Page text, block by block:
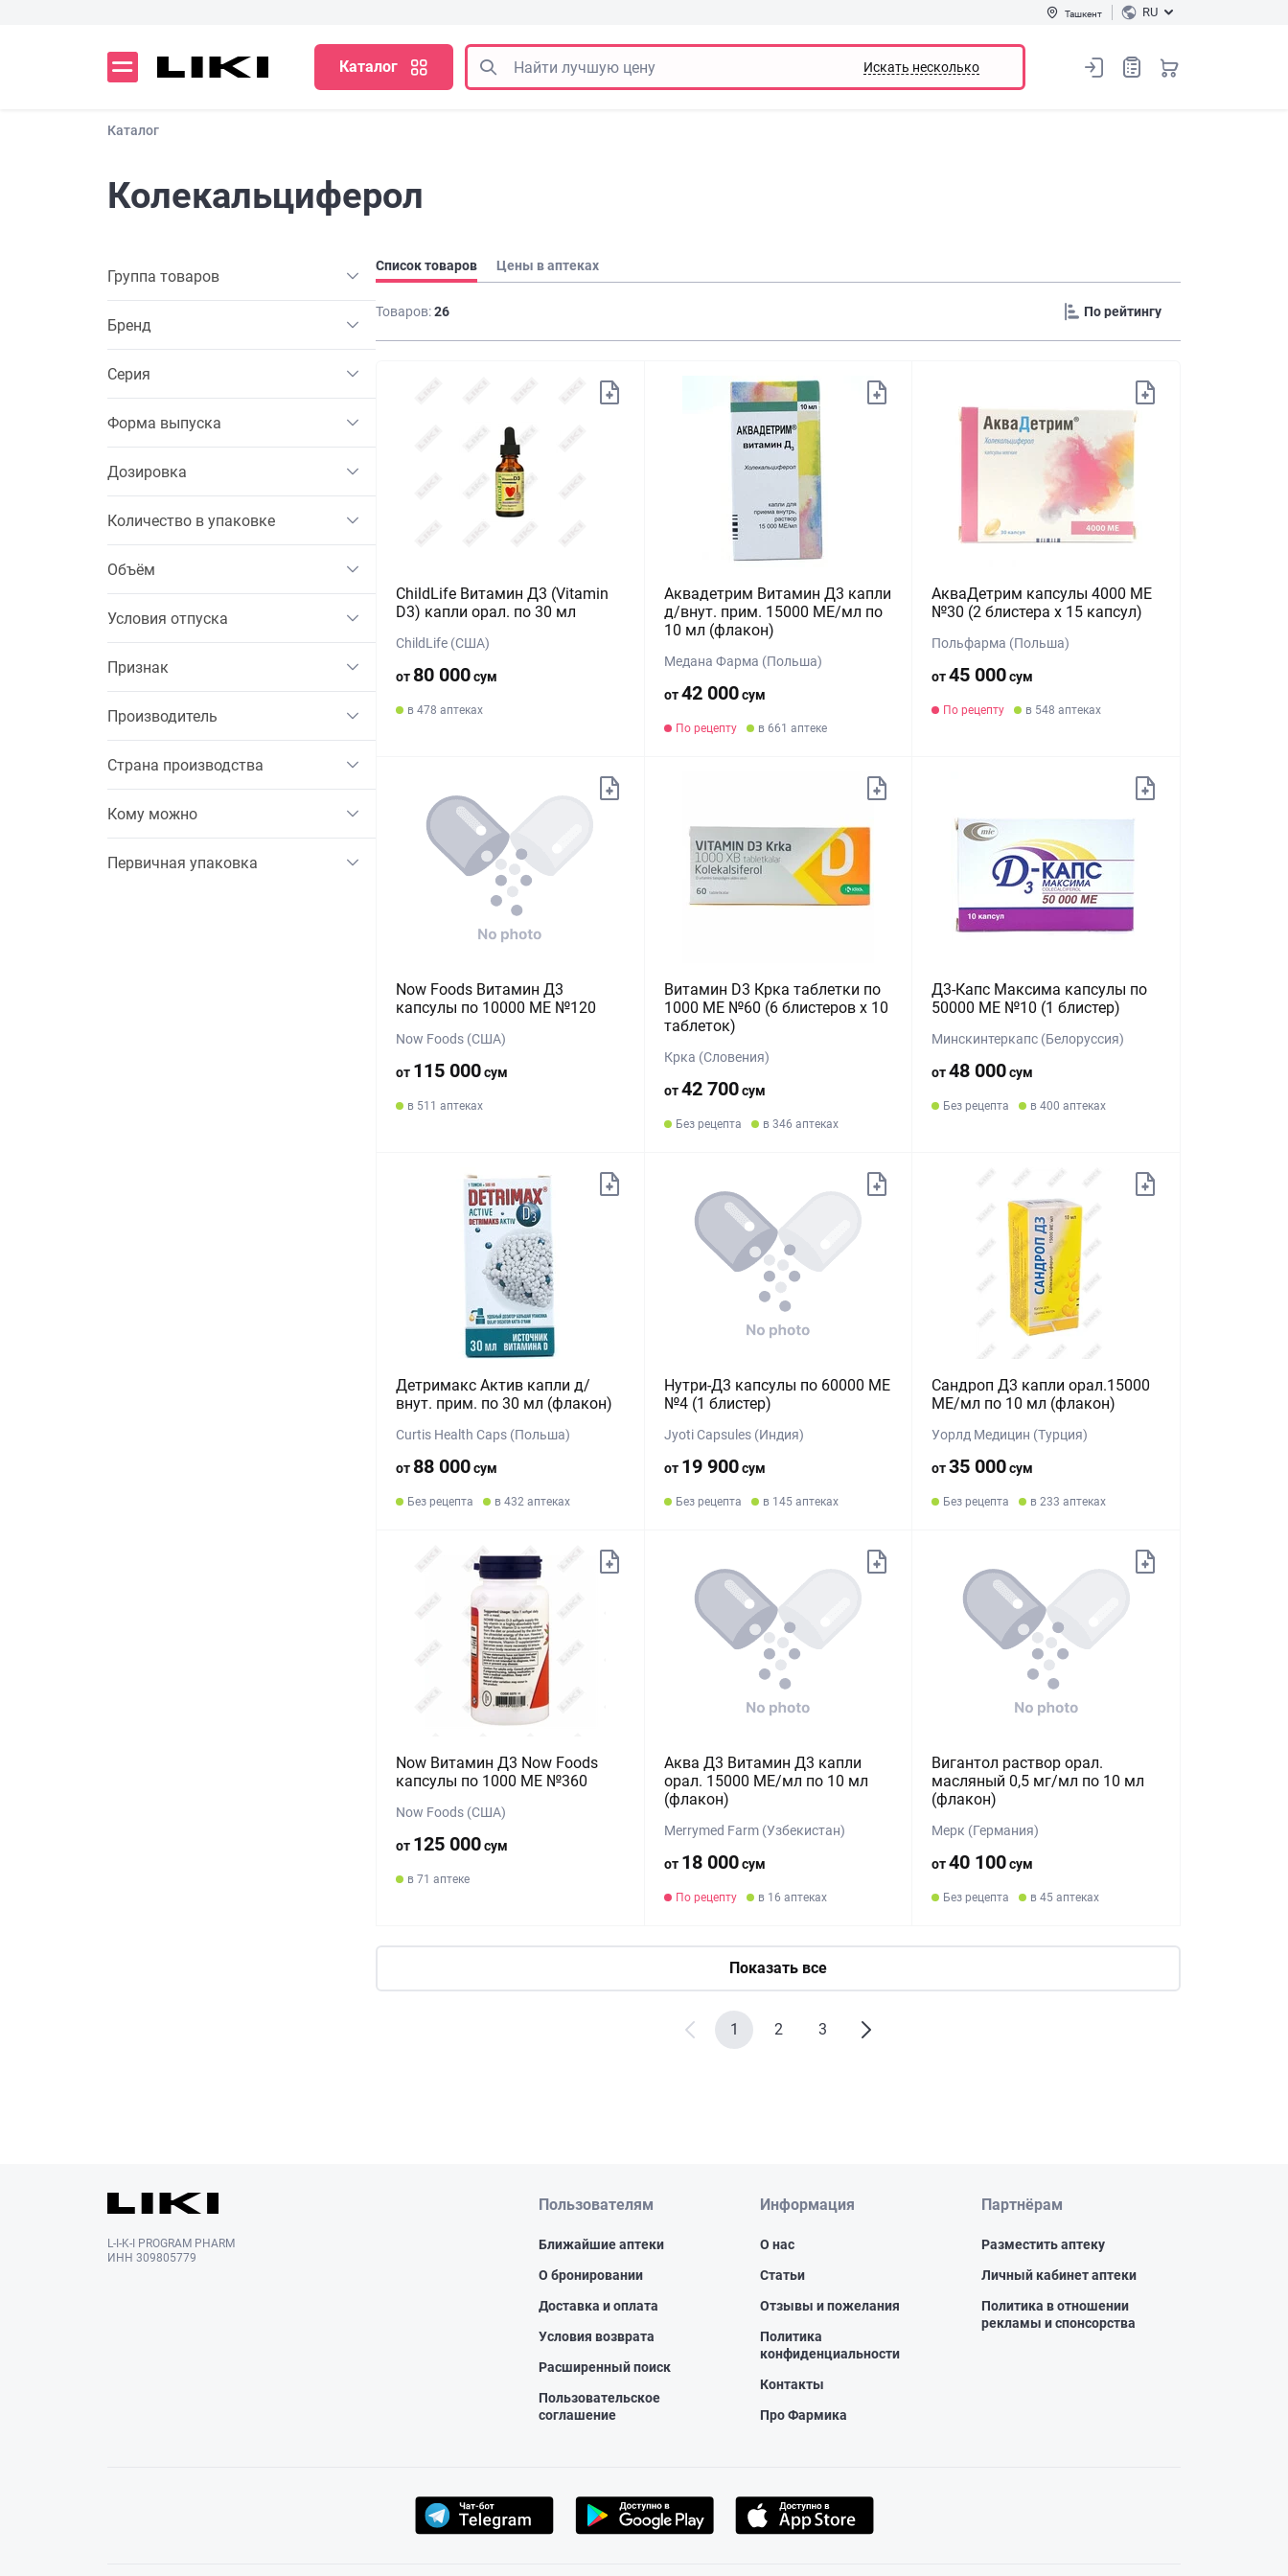
Ташкент RU
Каталог Искать несколько
Каталог
Колекальциферол
Группа товаров
Бренд
Серия
Форма выпуска
Дозировка
Количество в упаковке
Объём
Условия отпуска
Признак
Производитель
Страна производства
Кому можно
Первичная упаковка
Список товаров Цены в аптеках
Товаров:26
ChildLife Витамин Д3 (Vitamin
D3) капли орал. по 30 мл
ChildLife (США)
от 80 000сум
в 478 аптеках
Аквадетрим Витамин Д3 капли
д/внут. прим. 15000 МЕ/мл по
10 мл (флакон)
Медана Фарма (Польша)
от42 000сум
По рецепту в 661 аптеке
АкваДетрим капсулы 4000 МЕ
№30 (2 блистера х 15 капсул)
Польфарма (Польша)
от45 000сум
По рецепту в 548 аптеках
Now Foods Витамин Д3
капсулы по 10000 МЕ №120
Now Foods (США)
от 115 000сум
в 511 аптеках
Витамин D3 Крка таблетки по
1000 МЕ №60 (6 блистеров х 10
таблеток)
Крка (Словения)
от42 700сум
Без рецепта в 346 аптеках
Д3-Капс Максима капсулы по
50000 МЕ №10 (1 блистер)
Минскинтеркапс (Белоруссия)
от48 000сум
Без рецепта в 400 аптеках
Детримакс Актив капли д/
внут. прим. по 30 мл (флакон)
Curtis Health Caps (Польша)
от 88 000сум
Без рецепта в 432 аптеках
Нутри-Д3 капсулы по 60000 МЕ
№4 (1 блистер)
Jyoti Capsules (Индия)
от 19 900сум
Без рецепта в 145 аптеках
Сандроп Д3 капли орал.15000
МЕ/мл по 10 мл (флакон)
Уорлд Медицин (Турция)
от35 000сум
Без рецепта в 233 аптеках
Now Витамин Д3 Now Foods
капсулы по 1000 МЕ №360
Now Foods (США)
от 125 000сум
в 71 аптеке
Аква Д3 Витамин Д3 капли
орал. 15000 МЕ/мл по 10 мл
(флакон)
Merrymed Farm (Узбекистан)
от 18 000сум
По рецепту в 16 аптеках
Вигантол раствор орал.
масляный 0,5 мг/мл по 10 мл
(флакон)
Мерк (Германия)
от40 100сум
Без рецепта в 45 аптеках
Показать все
1 2 3
L-I-K-I PROGRAM PHARM
ИНН 309805779
Пользователям
Ближайшие аптеки
О бронировании
Доставка и оплата
Условия возврата
Расширенный поиск
Пользовательское
соглашение
Информация
О нас
Статьи
Отзывы и пожелания
Политика
конфиденциальности
Контакты
Про Фармика
Партнёрам
Разместить аптеку
Личный кабинет аптеки
Политика в отношении
рекламы и спонсорства